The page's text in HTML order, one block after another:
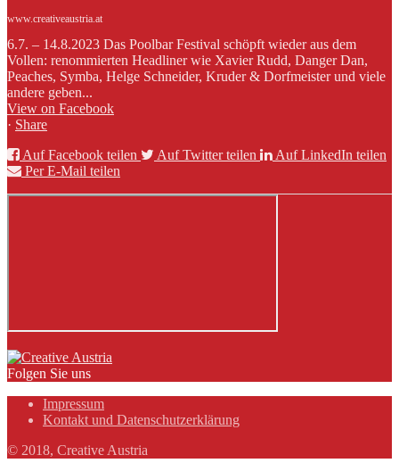
www.creativeaustria.at
6.7. – 14.8.2023 Das Poolbar Festival schöpft wieder aus dem
Vollen: renommierten Headliner wie Xavier Rudd, Danger Dan,
Peaches, Symba, Helge Schneider, Kruder & Dorfmeister und viele
andere geben...
View on Facebook
· Share
Auf Facebook teilen
Auf Twitter teilen
Auf LinkedIn teilen
Per E-Mail teilen
Folgen Sie uns
Impressum
Kontakt und Datenschutzerklärung
© 2018, Creative Austria